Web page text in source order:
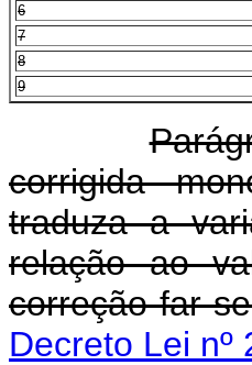
6
7
8
9
corrigida
traduza a
relação ao
correção far-
Decreto Lei nº